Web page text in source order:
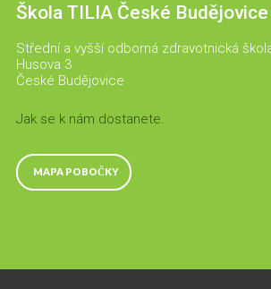
Škola TILIA České Budějovice
Střední a vyšší odborná zdravotnická
Husova 3
České Budějovice
Jak se k nám dostanete.
MAPA POBOČKY